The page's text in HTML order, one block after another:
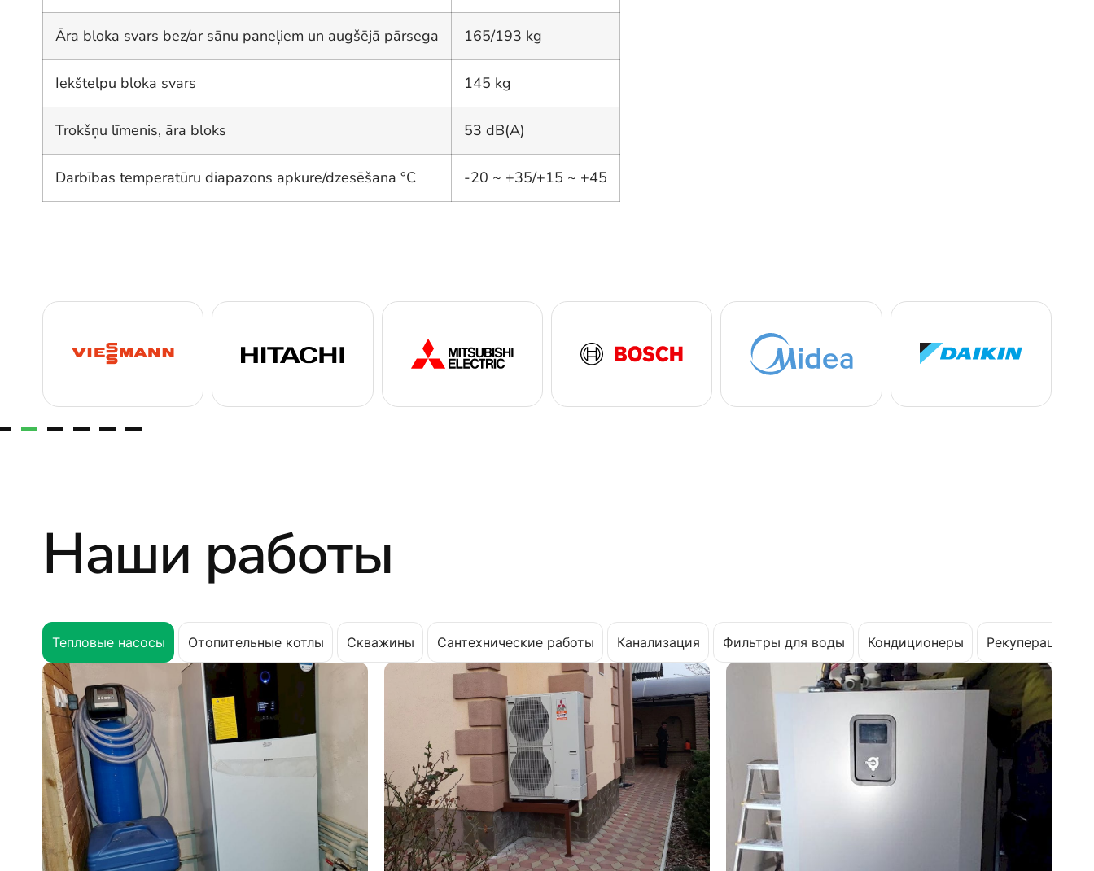
Āra bloka svars bez/ar sānu paneļiem un augšējā pārsega 165/193 kg
Iekštelpu bloka svars 145 kg
Trokšņu līmenis, āra bloks 53 dB(A)
Darbības temperatūru diapazons apkure/dzesēšana °C -20 ~ +35/+15 ~ +45
Наши работы
Тепловые насосы Отопительные котлы Скважины Сантехнические работы Канализация Фильтры для воды Кондиционеры Рекуперация